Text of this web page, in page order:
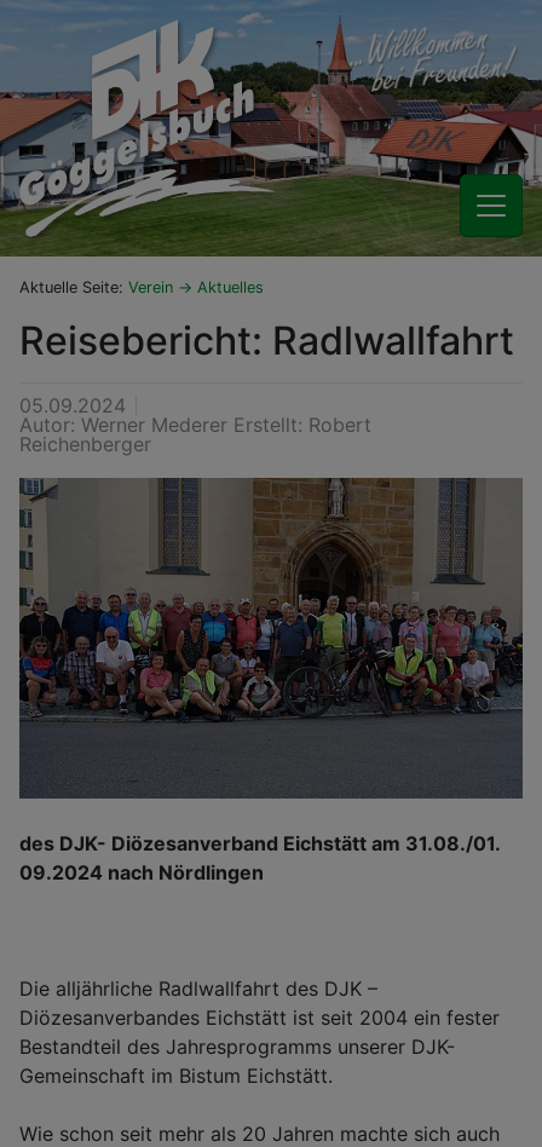
Aktuelle Seite: Verein Aktuelles
Reisebericht: Radlwallfahrt
05.09.2024
Autor: Werner Mederer Erstellt: Robert
Reichenberger
des DJK- Diözesanverband Eichstätt am 31.08./01.
09.2024 nach Nördlingen
Die alljährliche Radlwallfahrt des DJK –
Diözesanverbandes Eichstätt ist seit 2004 ein fester
Bestandteil des Jahresprogramms unserer DJK-
Gemeinschaft im Bistum Eichstätt.
Wie schon seit mehr als 20 Jahren machte sich auch